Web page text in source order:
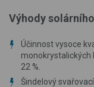
Výhody
Účinnost vysoce
monokrystalických
22 %.
Šindelový